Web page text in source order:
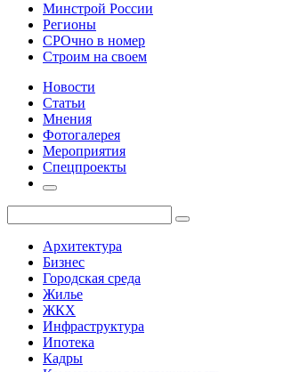
Минстрой России
Регионы
СРОчно в номер
Строим на своем
Новости
Статьи
Мнения
Фотогалерея
Мероприятия
Спецпроекты
Архитектура
Бизнес
Городская среда
Жилье
ЖКХ
Инфраструктура
Ипотека
Кадры